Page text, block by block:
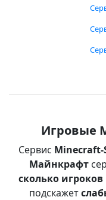
Игровые
Сервис Minecraft-
Майнкрафт
сколько
подскажет